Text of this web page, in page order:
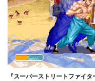
『スーパーストリートファイ